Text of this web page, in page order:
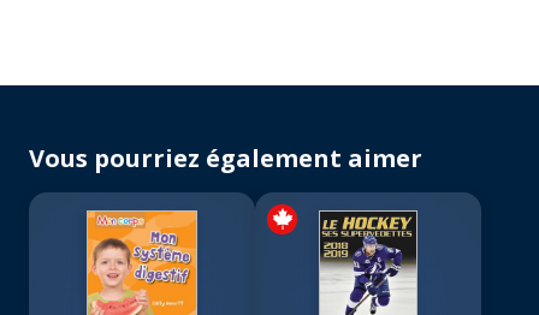
Vous pourriez également aimer